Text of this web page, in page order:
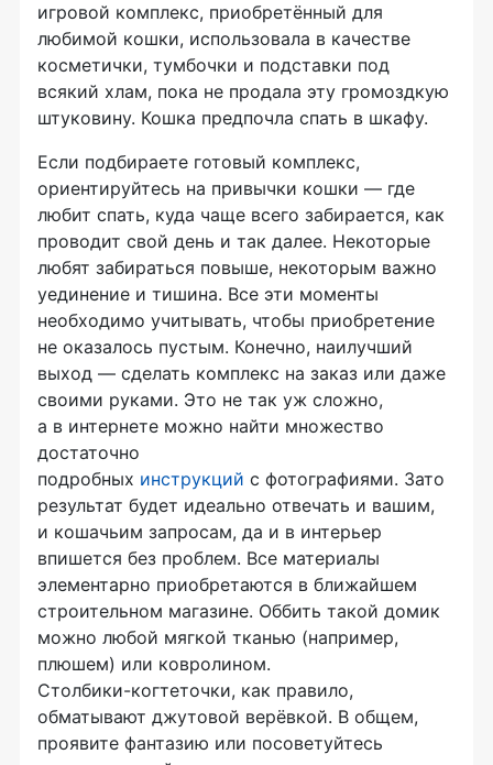
игровой комплекс, приобретённый для
любимой кошки, использовала в качестве
косметички, тумбочки и подставки под
всякий хлам, пока не продала эту громоздкую
штуковину. Кошка предпочла спать в шкафу.
Если подбираете готовый комплекс,
ориентируйтесь на привычки кошки — где
любит спать, куда чаще всего забирается, как
проводит свой день и так далее. Некоторые
любят забираться повыше, некоторым важно
уединение и тишина. Все эти моменты
необходимо учитывать, чтобы приобретение
не оказалось пустым. Конечно, наилучший
выход — сделать комплекс на заказ или даже
своими руками. Это не так уж сложно,
а в интернете можно найти множество
достаточно
подробных инструкций с фотографиями. Зато
результат будет идеально отвечать и вашим,
и кошачьим запросам, да и в интерьер
впишется без проблем. Все материалы
элементарно приобретаются в ближайшем
строительном магазине. Оббить такой домик
можно любой мягкой тканью (например,
плюшем) или ковролином.
Столбики-когтеточки, как правило,
обматывают джутовой верёвкой. В общем,
проявите фантазию или посоветуйтесь